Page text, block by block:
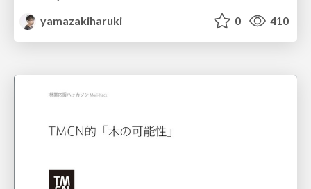
yamazakiharuki
0 410